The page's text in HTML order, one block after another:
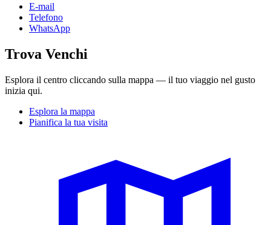
E-mail
Telefono
WhatsApp
Trova Venchi
Esplora il centro cliccando sulla mappa — il tuo viaggio nel gusto
inizia qui.
Esplora la mappa
Pianifica la tua visita